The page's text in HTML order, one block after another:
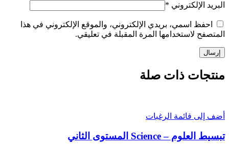
البريد الإلكتروني *
احفظ اسمي، بريدي الإلكتروني، والموقع الإلكتروني في هذا
المتصفح لاستخدامها المرة المقبلة في تعليقي.
منتجات ذات صلة
أضف إلى قائمة الرغبات
تبسيط العلوم – Science المستوى الثاني